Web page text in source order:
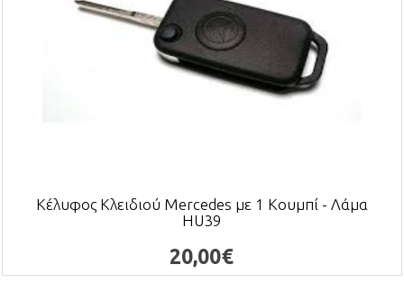
Κέλυφος Κλειδιού Mercedes με 1 Κουμπί - Λάμα
HU39
20,00€